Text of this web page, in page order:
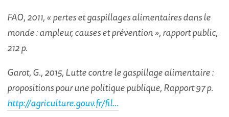
FAO, 2011, « pertes et gaspillages alimentaires dans le
monde : ampleur, causes et prévention », rapport public,
212 p.
Garot, G., 2015, Lutte contre le gaspillage alimentaire :
propositions pour une politique publique, Rapport 97 p.
http://agriculture.gouv.fr/fil...